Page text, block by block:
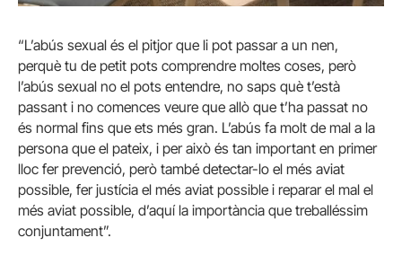
“L’abús sexual és el pitjor que li pot passar a un nen,
perquè tu de petit pots comprendre moltes coses, però
l’abús sexual no el pots entendre, no saps què t’està
passant i no comences veure que allò que t’ha passat no
és normal fins que ets més gran. L’abús fa molt de mal a la
persona que el pateix, i per això és tan important en primer
lloc fer prevenció, però també detectar-lo el més aviat
possible, fer justícia el més aviat possible i reparar el mal el
més aviat possible, d’aquí la importància que treballéssim
conjuntament”.